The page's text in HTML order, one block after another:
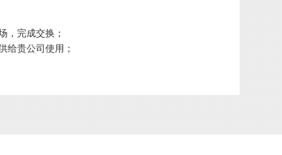
，完成交换；
给贵公司使用；